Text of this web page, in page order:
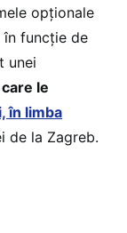
opționale
în funcție de
unei
le
în limba
de la Zagreb.